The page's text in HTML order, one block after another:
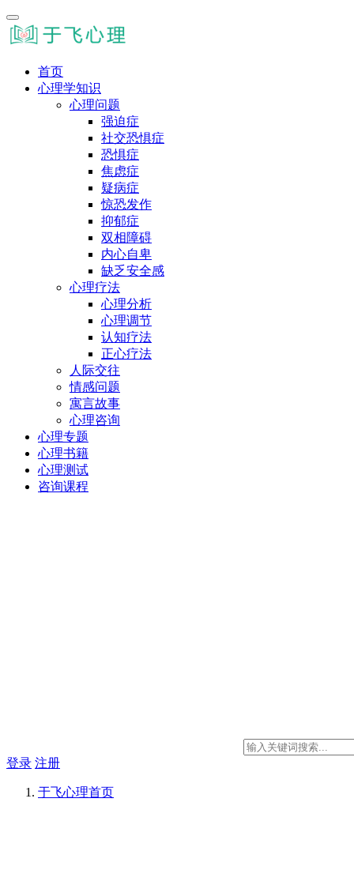
首页
心理学知识
心理问题
强迫症
社交恐惧症
恐惧症
焦虑症
疑病症
惊恐发作
抑郁症
双相障碍
内心自卑
缺乏安全感
心理疗法
心理分析
心理调节
认知疗法
正心疗法
人际交往
情感问题
寓言故事
心理咨询
心理专题
心理书籍
心理测试
咨询课程
登录 注册
于飞心理首页